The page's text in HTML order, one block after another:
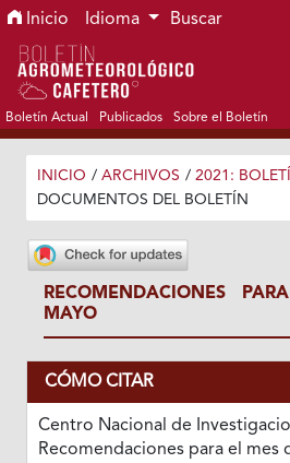
Ir al menú de navegación principal
Ir al contenido principal
Ir al pie de página del sitio
Inicio Idioma Buscar
Boletín Actual Publicados Sobre el Boletín
INICIO / ARCHIVOS / 2021:
DOCUMENTOS DEL BOLETÍN
RECOMENDACIONES
MAYO
CÓMO CITAR
Centro Nacional de
Recomendaciones para el mes